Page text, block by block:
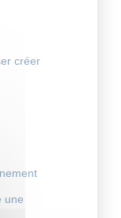
créer
une